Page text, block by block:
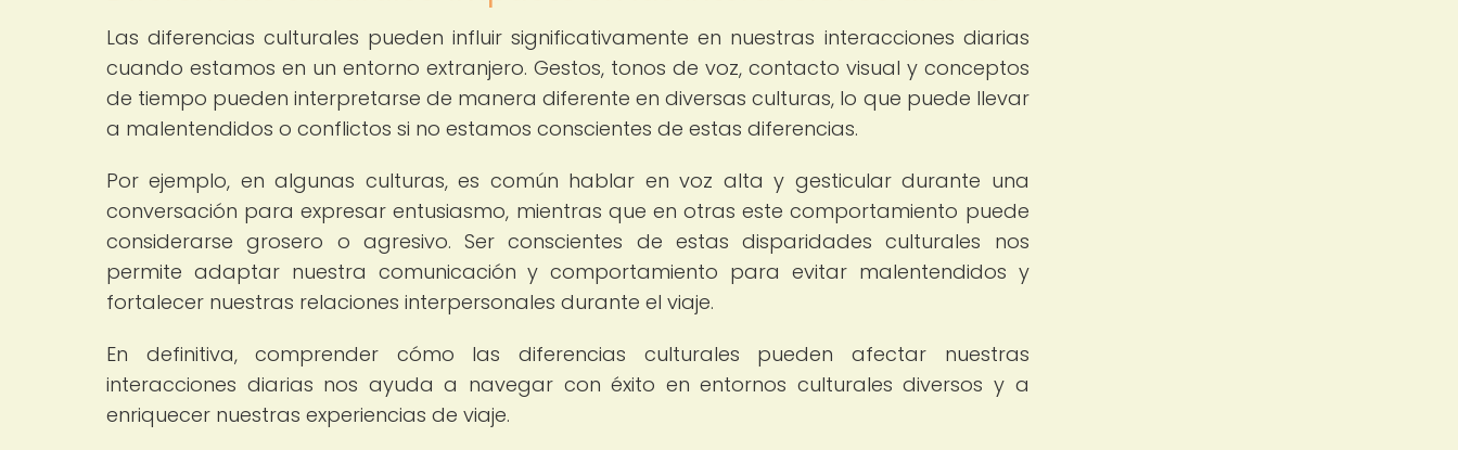
Las diferencias culturales pueden influir significativamente en nuestras interacciones diarias
cuando estamos en un entorno extranjero. Gestos, tonos de voz, contacto visual y conceptos
de tiempo pueden interpretarse de manera diferente en diversas culturas, lo que puede llevar
a malentendidos o conflictos si no estamos conscientes de estas diferencias.
Por ejemplo, en algunas culturas, es común hablar en voz alta y gesticular durante una
conversación para expresar entusiasmo, mientras que en otras este comportamiento puede
considerarse grosero o agresivo. Ser conscientes de estas disparidades culturales nos
permite adaptar nuestra comunicación y comportamiento para evitar malentendidos y
fortalecer nuestras relaciones interpersonales durante el viaje.
En definitiva, comprender cómo las diferencias culturales pueden afectar nuestras
interacciones diarias nos ayuda a navegar con éxito en entornos culturales diversos y a
enriquecer nuestras experiencias de viaje.